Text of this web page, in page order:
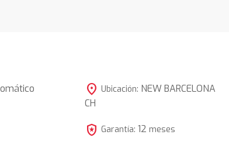
location_on Ubicación: NEW BARCELONA
CH
local_police Garantía: 12 meses